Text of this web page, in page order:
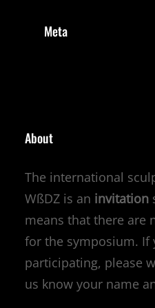
Meta
About
The international
WßDZ is an invitation
means that there are
for the symposium. If
participating, please
us know your name